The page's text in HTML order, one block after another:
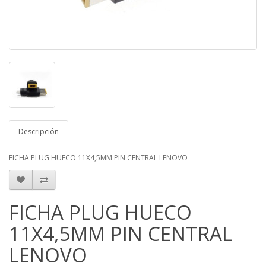
Descripción
FICHA PLUG HUECO 11X4,5MM PIN CENTRAL LENOVO
FICHA PLUG HUECO
11X4,5MM PIN CENTRAL
LENOVO